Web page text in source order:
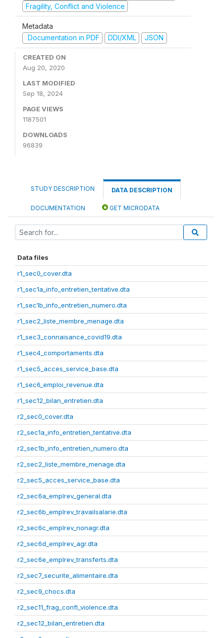
Fragility, Conflict and Violence
Metadata
Documentation in PDF
DDI/XML JSON
CREATED ON
Aug 20, 2020
LAST MODIFIED
Sep 18, 2024
PAGE VIEWS
1187501
DOWNLOADS
96839
STUDY DESCRIPTION DATA DESCRIPTION
DOCUMENTATION GET MICRODATA
Data files
r1_sec0_cover.dta
r1_sec1a_info_entretien_tentative.dta
r1_sec1b_info_entretien_numero.dta
r1_sec2_liste_membre_menage.dta
r1_sec3_connaisance_covid19.dta
r1_sec4_comportaments.dta
r1_sec5_acces_service_base.dta
r1_sec6_emploi_revenue.dta
r1_sec12_bilan_entretien.dta
r2_sec0_cover.dta
r2_sec1a_info_entretien_tentative.dta
r2_sec1b_info_entretien_numero.dta
r2_sec2_liste_membre_menage.dta
r2_sec5_acces_service_base.dta
r2_sec6a_emplrev_general.dta
r2_sec6b_emplrev_travailsalarie.dta
r2_sec6c_emplrev_nonagr.dta
r2_sec6d_emplrev_agr.dta
r2_sec6e_emplrev_transferts.dta
r2_sec7_securite_alimentaire.dta
r2_sec9_chocs.dta
r2_sec11_frag_confl_violence.dta
r2_sec12_bilan_entretien.dta